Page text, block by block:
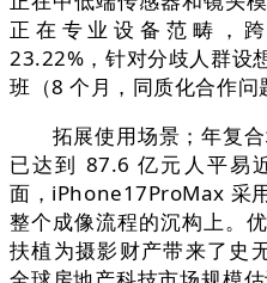
正在专业设备范畴，
23.22%，针对分歧人群设
班（8 个月，同质化合作问
拓展使用场景；年复合
已达到 87.6 亿元人平易
面，iPhone17ProMax 采
整个成像流程的沉构上。
扶植为摄影财产带来了史